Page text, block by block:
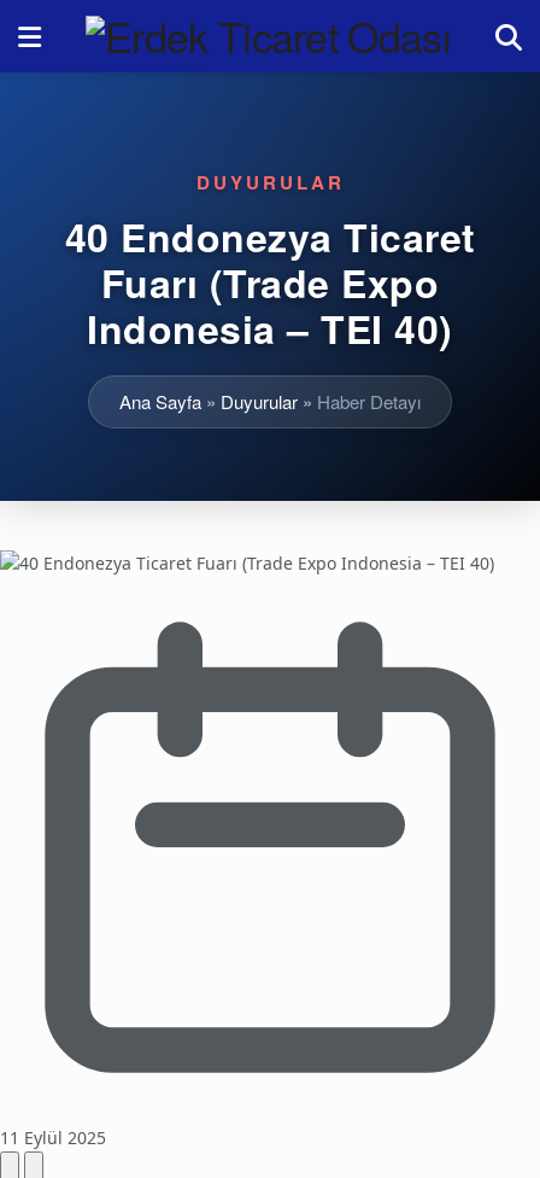
DUYURULAR
40 Endonezya Ticaret
Fuarı (Trade Expo
Indonesia – TEI 40)
Ana Sayfa » Duyurular » Haber Detayı
11 Eylül 2025